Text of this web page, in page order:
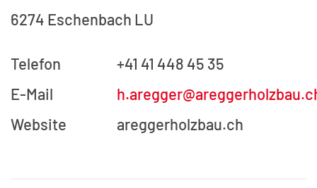
6274 Eschenbach LU
Telefon
+41 41 448 45 35
E-Mail
Website
areggerholzbau.ch